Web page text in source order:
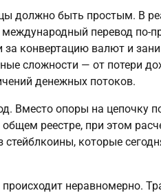
должно быть простым. В
перевод по-
за конвертацию валют и
сложности — от потери
денежных потоков.
Вместо опоры на цепочку
реестре, при этом
которые
неравномерно.